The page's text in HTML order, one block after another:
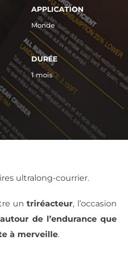
APPLICATION
Monde
DURÉE
1 mois
ultralong-courrier.
untriréacteur, l’occasion
de l’endurance que
à merveille.